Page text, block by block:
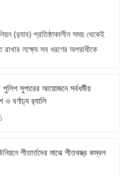
(র‌্যাব) প্রতিষ্ঠাকালীন সময় থেকেই
লক্ষ্যে সব ধরণের অপরাধীকে
সুপারের আয়োজনে সর্বধর্মীয়
ও বর্ণাঢ্য র‍্যালি
শীতার্তদের মাঝে শীতবস্ত্র কম্বল